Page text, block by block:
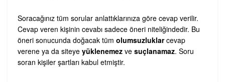
Soracağınız tüm sorular anlattıklarınıza göre cevap verilir.
Cevap veren kişinin cevabı sadece öneri niteliğindedir. Bu
öneri sonucunda doğacak tüm olumsuzluklarcevap
verene ya da siteye yüklenemez ve suçlanamaz. Soru
soran kişiler şartları kabul etmiştir.